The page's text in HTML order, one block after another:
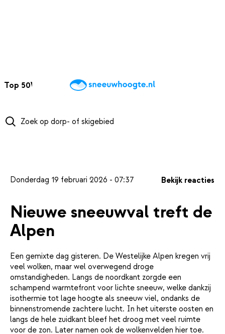
Top 50Webcams WintersportweerKaarten
Donderdag 19 februari 2026 - 07:37 Bekijk reacties
Nieuwe sneeuwval treft de
Alpen
Een gemixte dag gisteren. De Westelijke Alpen kregen vrij
veel wolken, maar wel overwegend droge
omstandigheden. Langs de noordkant zorgde een
schampend warmtefront voor lichte sneeuw, welke dankzij
isothermie tot lage hoogte als sneeuw viel, ondanks de
binnenstromende zachtere lucht. In het uiterste oosten en
langs de hele zuidkant bleef het droog met veel ruimte
voor de zon. Later namen ook de wolkenvelden hier toe.